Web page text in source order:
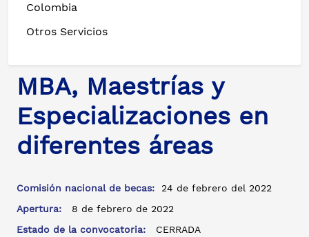
Colombia
Otros Servicios
MBA, Maestrías y
Especializaciones en
diferentes áreas
Comisión nacional de becas: 24 de febrero del 2022
Apertura:
8 de febrero de 2022
Estado de la convocatoria:
CERRADA